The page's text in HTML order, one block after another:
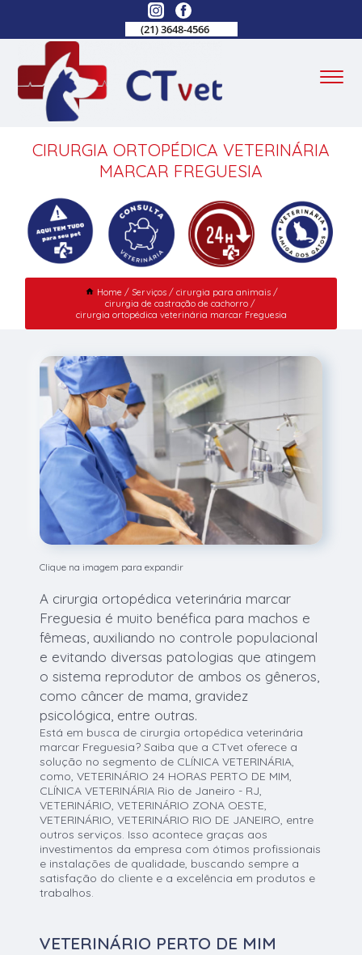
(21) 3648-4566
CIRURGIA ORTOPÉDICA VETERINÁRIA
MARCAR FREGUESIA
Home Serviços
cirurgia para animais
cirurgia de castração de cachorro
cirurgia ortopédica veterinária marcar Freguesia
Clique na imagem para expandir
A cirurgia ortopédica veterinária marcar
Freguesia é muito benéfica para machos e
fêmeas, auxiliando no controle populacional
e evitando diversas patologias que atingem
o sistema reprodutor de ambos os gêneros,
como câncer de mama, gravidez
psicológica, entre outras.
Está em busca de cirurgia ortopédica veterinária
marcar Freguesia? Saiba que a CTvet oferece a
solução no segmento de CLÍNICA VETERINÁRIA,
como, VETERINÁRIO 24 HORAS PERTO DE MIM,
CLÍNICA VETERINÁRIA Rio de Janeiro - RJ,
VETERINÁRIO, VETERINÁRIO ZONA OESTE,
VETERINÁRIO, VETERINÁRIO RIO DE JANEIRO, entre
outros serviços. Isso acontece graças aos
investimentos da empresa com ótimos profissionais
e instalações de qualidade, buscando sempre a
satisfação do cliente e a excelência em produtos e
trabalhos.
VETERINÁRIO PERTO DE MIM